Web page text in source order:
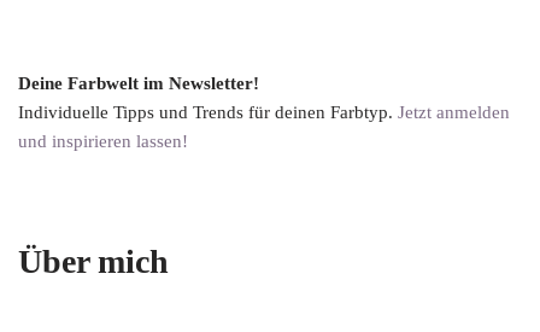
Deine Farbwelt im Newsletter!
Individuelle Tipps und Trends für deinen Farbtyp. Jetzt anmelden
und inspirieren lassen!
Über mich